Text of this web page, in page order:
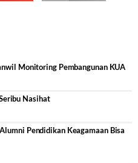
Monitoring Pembangunan KUA
Nasihat
Pendidikan Keagamaan Bisa